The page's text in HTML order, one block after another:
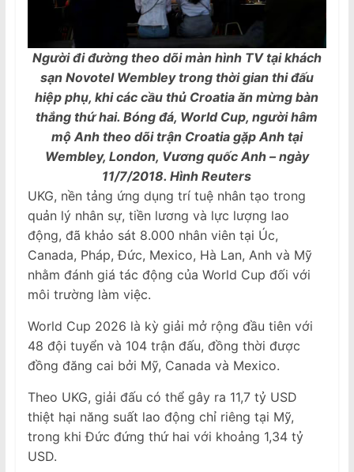
Người đi đường theo dõi màn hình TV tại khách
sạn Novotel Wembley trong thời gian thi đấu
hiệp phụ, khi các cầu thủ Croatia ăn mừng bàn
thắng thứ hai. Bóng đá, World Cup, người hâm
mộ Anh theo dõi trận Croatia gặp Anh tại
Wembley, London, Vương quốc Anh – ngày
11/7/2018. Hình Reuters
UKG, nền tảng ứng dụng trí tuệ nhân tạo trong
quản lý nhân sự, tiền lương và lực lượng lao
động, đã khảo sát 8.000 nhân viên tại Úc,
Canada, Pháp, Đức, Mexico, Hà Lan, Anh và Mỹ
nhằm đánh giá tác động của World Cup đối với
môi trường làm việc.
World Cup 2026 là kỳ giải mở rộng đầu tiên với
48 đội tuyển và 104 trận đấu, đồng thời được
đồng đăng cai bởi Mỹ, Canada và Mexico.
Theo UKG, giải đấu có thể gây ra 11,7 tỷ USD
thiệt hại năng suất lao động chỉ riêng tại Mỹ,
trong khi Đức đứng thứ hai với khoảng 1,34 tỷ
USD.